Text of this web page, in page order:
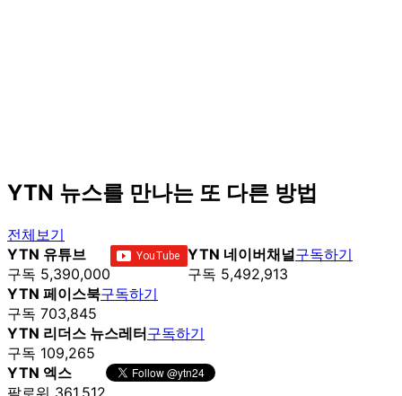
YTN 뉴스를 만나는 또 다른 방법
전체보기
YTN 유튜브
구독 5,390,000
YTN 네이버채널
구독 5,492,913
구독하기
YTN 페이스북
구독 703,845
구독하기
YTN 리더스 뉴스레터
구독 109,265
구독하기
YTN 엑스
팔로워 361,512